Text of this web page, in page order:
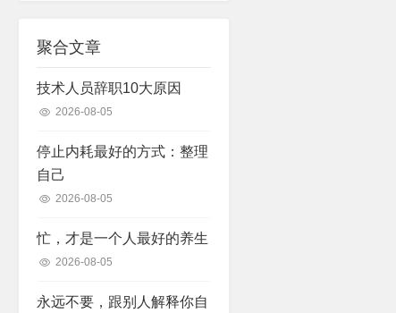
聚合文章
技术人员辞职10大原因
2026-08-05
停止内耗最好的方式：整理
自己
2026-08-05
忙，才是一个人最好的养生
2026-08-05
永远不要，跟别人解释你自